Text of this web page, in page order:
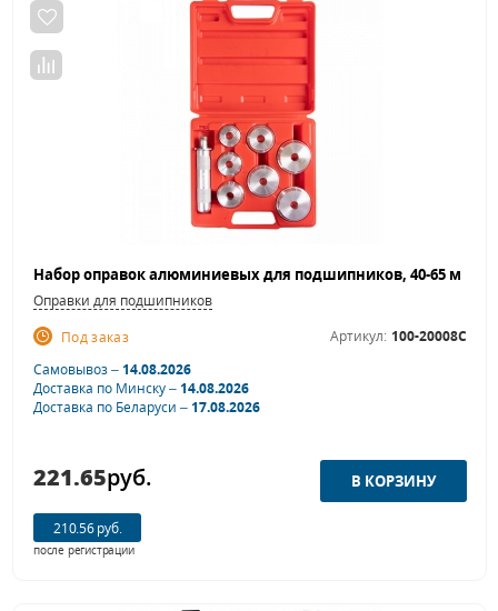
Оправки для подшипников
Под заказ
Артикул: 100-20008C
Самовывоз –14.08.2026
Доставка по Минску –14.08.2026
Доставка по Беларуси –17.08.2026
221.65руб.
210.56 руб.
после регистрации